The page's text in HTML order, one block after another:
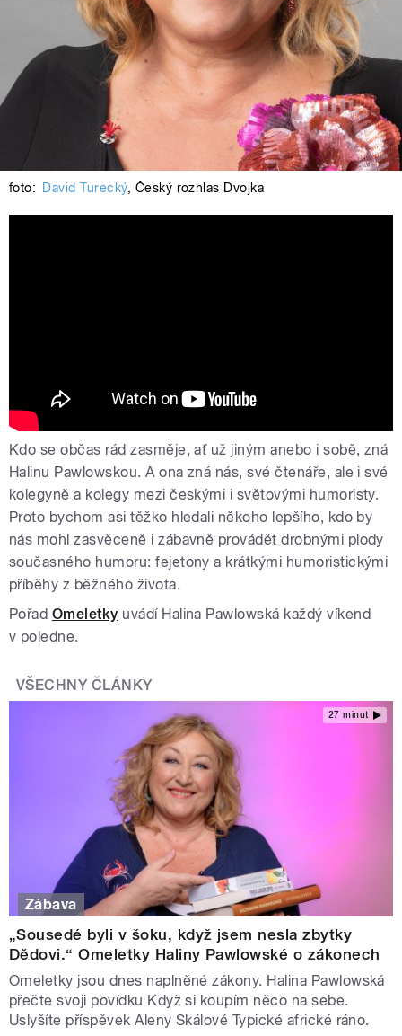
foto: David Turecký, Český rozhlas Dvojka
Kdo se občas rád zasměje, ať už jiným anebo i sobě, zná
Halinu Pawlowskou. A ona zná nás, své čtenáře, ale i své
kolegyně a kolegy mezi českými i světovými humoristy.
Proto bychom asi těžko hledali někoho lepšího, kdo by
nás mohl zasvěceně i zábavně provádět drobnými plody
současného humoru: fejetony a krátkými humoristickými
příběhy z běžného života.
Pořad Omeletky uvádí Halina Pawlowská každý víkend
v poledne.
VŠECHNY ČLÁNKY
27 minut
Zábava
„Sousedé byli v šoku, když jsem nesla zbytky
Dědovi.“ Omeletky Haliny Pawlowské o zákonech
Omeletky jsou dnes naplněné zákony. Halina Pawlowská
přečte svoji povídku Když si koupím něco na sebe.
Uslyšíte příspěvek Aleny Skálové Typické africké ráno.